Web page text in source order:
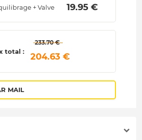
+ Valve 19.95 €
total :
233.70 €
204.63 €
MAIL